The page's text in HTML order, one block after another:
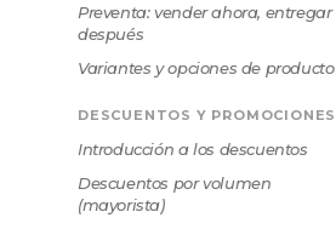
Preventa: vender ahora, entregar
después
Variantes y opciones de producto
DESCUENTOS Y PROMOCIONES
Introducción a los descuentos
Descuentos por volumen
(mayorista)